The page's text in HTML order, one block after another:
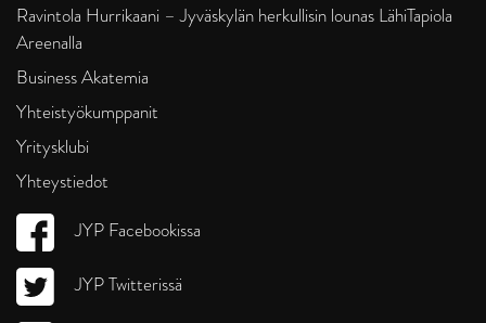
Ravintola Hurrikaani – Jyväskylän herkullisin lounas LähiTapiola
Areenalla
Business Akatemia
Yhteistyökumppanit
Yritysklubi
Yhteystiedot
JYP Facebookissa
JYP Twitterissä